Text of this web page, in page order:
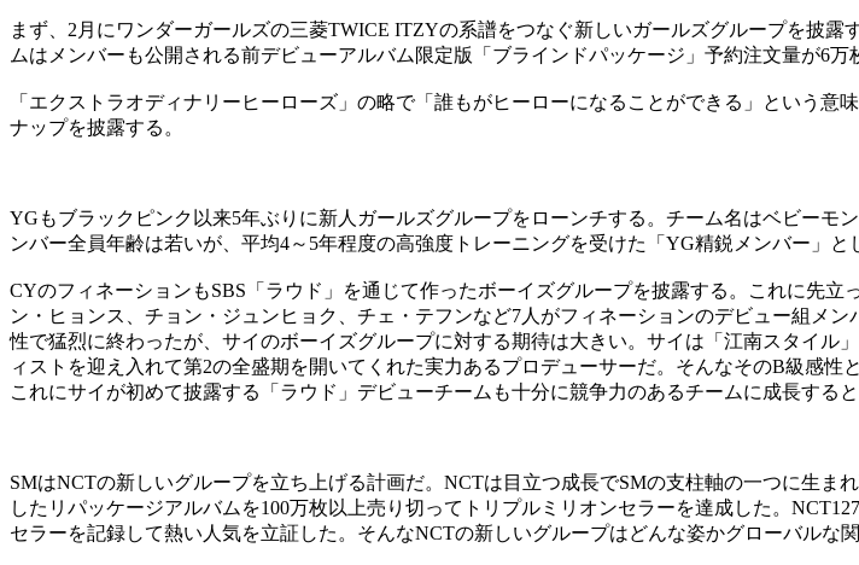
まず、2月にワンダーガールズの三菱TWICE ITZYの系譜をつなぐ新しいガールズグループを披
ムはメンバーも公開される前デビューアルバム限定版「ブラインドパッケージ」予約注文量が6万
「エクストラオディナリーヒーローズ」の略で「誰もがヒーローになることができる」という
ナップを披露する。
YGもブラックピンク以来5年ぶりに新人ガールズグループをローンチする。チーム名はベビーモ
ンバー全員年齢は若いが、平均4～5年程度の高強度トレーニングを受けた「YG精鋭メンバー」と
CYのフィネーションもSBS「ラウド」を通じて作ったボーイズグループを披露する。これに先
ン・ヒョンス、チョン・ジュンヒョク、チェ・テフンなど7人がフィネーションのデビュー組メ
性で猛烈に終わったが、サイのボーイズグループに対する期待は大きい。サイは「江南スタイ
ィストを迎え入れて第2の全盛期を開いてくれた実力あるプロデューサーだ。そんなそのB級感
これにサイが初めて披露する「ラウド」デビューチームも十分に競争力のあるチームに成長すると
SMはNCTの新しいグループを立ち上げる計画だ。NCTは目立つ成長でSMの支柱軸の一つに生
したリパッケージアルバムを100万枚以上売り切ってトリプルミリオンセラーを達成した。
セラーを記録して熱い人気を立証した。そんなNCTの新しいグループはどんな姿かグローバルな関